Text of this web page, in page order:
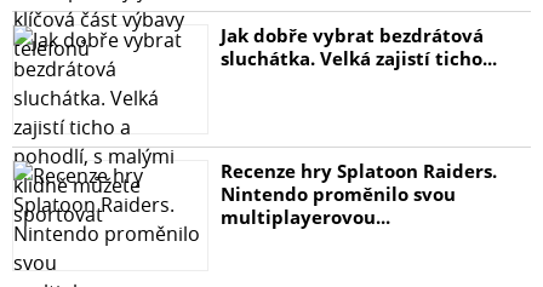
Jak dobře vybrat bezdrátová
sluchátka. Velká zajistí ticho...
Recenze hry Splatoon Raiders.
Nintendo proměnilo svou
multiplayerovou...